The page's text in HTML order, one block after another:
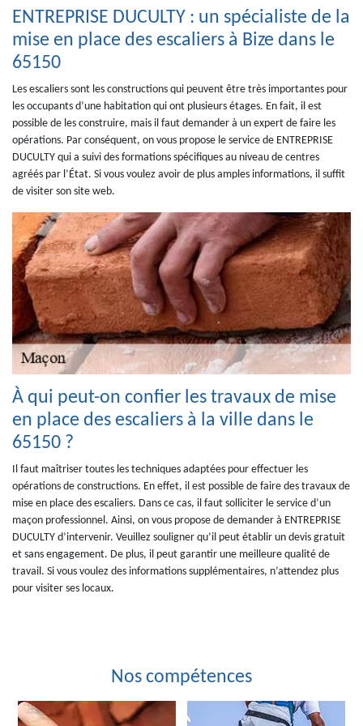
ENTREPRISE DUCULTY : un spécialiste de la
mise en place des escaliers à Bize dans le
65150
Les escaliers sont les constructions qui peuvent être très importantes pour
les occupants d’une habitation qui ont plusieurs étages. En fait, il est
possible de les construire, mais il faut demander à un expert de faire les
opérations. Par conséquent, on vous propose le service de ENTREPRISE
DUCULTY qui a suivi des formations spécifiques au niveau de centres
agréés par l’État. Si vous voulez avoir de plus amples informations, il suffit
de visiter son site web.
À qui peut-on confier les travaux de mise
en place des escaliers à la ville dans le
65150 ?
Il faut maîtriser toutes les techniques adaptées pour effectuer les
opérations de constructions. En effet, il est possible de faire des travaux de
mise en place des escaliers. Dans ce cas, il faut solliciter le service d’un
maçon professionnel. Ainsi, on vous propose de demander à ENTREPRISE
DUCULTY d’intervenir. Veuillez souligner qu’il peut établir un devis gratuit
et sans engagement. De plus, il peut garantir une meilleure qualité de
travail. Si vous voulez des informations supplémentaires, n’attendez plus
pour visiter ses locaux.
Nos compétences